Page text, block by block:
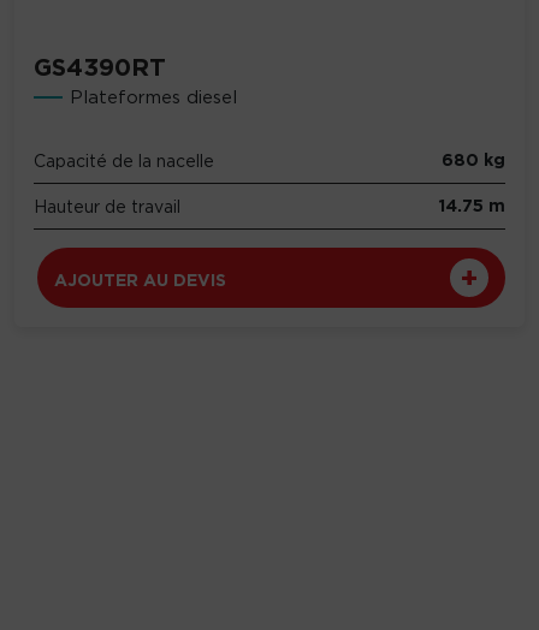
GS4390RT
Plateformes diesel
Capacité de la nacelle 680 kg
Hauteur de travail 14.75 m
AJOUTER AU DEVIS